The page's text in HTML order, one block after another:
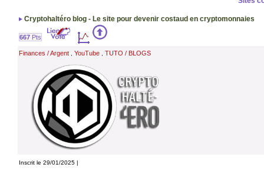
Cryptohaltéro blog - Le site pour devenir costaud en cryptomonnaies
667Pts
Finances / Argent, YouTube, TUTO / BLOGS
Inscrit le 29/01/2025 |